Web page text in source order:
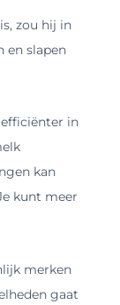
zou hij in
en slapen
in
kan
kunt meer
merken
gaat